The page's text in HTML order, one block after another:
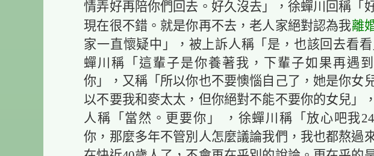
情弄好再陪你們回去。好久沒去」，徐蟬川回稱「
現在很不錯。就是你再不去，老人家絕對認為我離
家一直懷疑中」，被上訴人稱「是，也該回去看
蟬川稱「這輩子是你養著我，下輩子如果再遇
你」，又稱「所以你也不要懊惱自己了，她是你女
以不要我和麥太太，但你絕對不能不要你的女兒」
人稱「當然。更要你」 ，徐蟬川稱「放心吧我
你，那麼多年不管別人怎麼議論我們，我也都熬過